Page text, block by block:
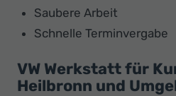
Saubere Arbeit
Schnelle Terminvergabe
VW Werkstatt für
Heilbronn und